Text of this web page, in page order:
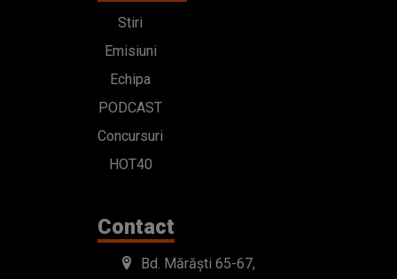
Stiri
Emisiuni
Echipa
PODCAST
Concursuri
HOT40
Contact
Bd. Mărăști 65-67,